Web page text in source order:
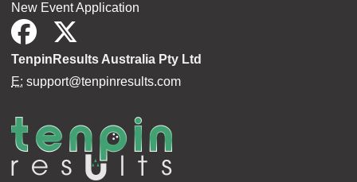
New Event Application
TenpinResults Australia Pty Ltd
E: support@tenpinresults.com